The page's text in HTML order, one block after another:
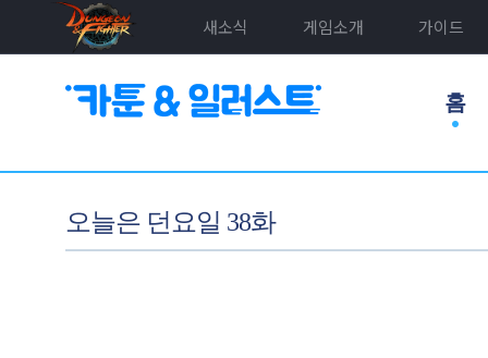
새소식 게임소개 가이드
홈
오늘은 던요일 38화